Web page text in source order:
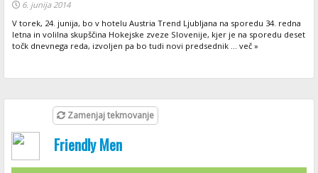
6. junija 2014
V torek, 24. junija, bo v hotelu Austria Trend Ljubljana na sporedu 34. redna
letna in volilna skupščina Hokejske zveze Slovenije, kjer je na sporedu deset
točk dnevnega reda, izvoljen pa bo tudi novi predsednik ... več »
Zamenjaj tekmovanje
Friendly Men